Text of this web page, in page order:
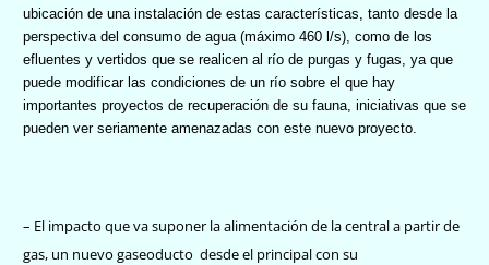
ubicación de una instalación de estas características, tanto desde la
perspectiva del consumo de agua (máximo 460 l/s), como de los
efluentes y vertidos que se realicen al río de purgas y fugas, ya que
puede modificar las condiciones de un río sobre el que hay
importantes proyectos de recuperación de su fauna, iniciativas que se
pueden ver seriamente amenazadas con este nuevo proyecto.
– El impacto que va suponer la alimentación de la central a partir de
gas, un nuevo gaseoducto desde el principal con su